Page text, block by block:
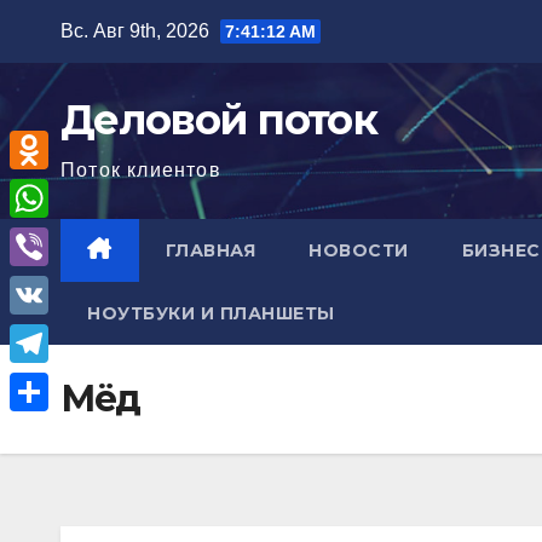
содержимому
Вс. Авг 9th, 2026 7:41:13 AM
Деловой поток
Поток клиентов
ГЛАВНАЯ НОВОСТИ
НОУТБУКИ И ПЛАНШЕТЫ
Мёд
O
d
n
o
k
l
s
W
h
a
s
V
i
b
e
V
K
T
l